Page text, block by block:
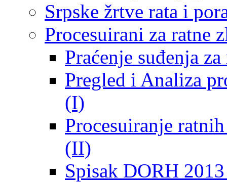
Srpske žrtve rata i
Procesuirani za ratne
Praćenje suđenja
Pregled i Analiza
(I)
Procesuiranje
(II)
Spisak DORH